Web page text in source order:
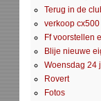
Terug in de
verkoop cx500
Ff voorstellen
Blije nieuwe
Woensdag 24
Rovert
Fotos